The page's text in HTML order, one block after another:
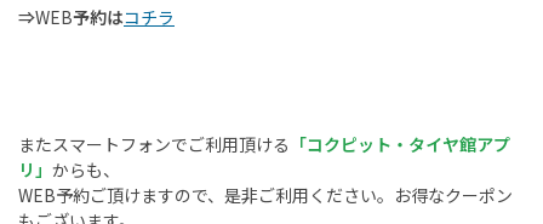
⇒WEB予約はコチラ
またスマートフォンでご利用頂ける 「コクピット・タイヤ館アプ
リ」 からも、
WEB予約ご頂けますので、是非ご利用ください。お得なクーポン